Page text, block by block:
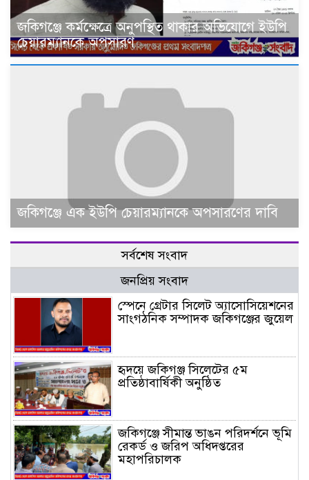
জকিগঞ্জে কর্মক্ষেত্রে অনুপস্থিত থাকার অভিযোগে ইউপি
চেয়ারম্যানকে অপসারণ
জকিগঞ্জে এক ইউপি চেয়ারম্যানকে অপসারণের দাবি
সর্বশেষ সংবাদ
জনপ্রিয় সংবাদ
স্পেনে গ্রেটার সিলেট অ্যাসোসিয়েশনের
সাংগঠনিক সম্পাদক জকিগঞ্জের জুয়েল
হৃদয়ে জকিগঞ্জ সিলেটের ৫ম
প্রতিষ্ঠাবার্ষিকী অনুষ্ঠিত
জকিগঞ্জে সীমান্ত ভাঙন পরিদর্শনে ভূমি
রেকর্ড ও জরিপ অধিদপ্তরের
মহাপরিচালক